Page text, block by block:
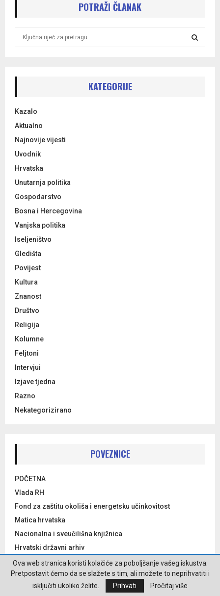
POTRAŽI ČLANAK
r
:
KATEGORIJE
Kazalo
Aktualno
Najnovije vijesti
Uvodnik
Hrvatska
Unutarnja politika
Gospodarstvo
Bosna i Hercegovina
Vanjska politika
Iseljeništvo
Gledišta
Povijest
Kultura
Znanost
Društvo
Religija
Kolumne
Feljtoni
Intervjui
Izjave tjedna
Razno
Nekategorizirano
POVEZNICE
POČETNA
Vlada RH
Fond za zaštitu okoliša i energetsku učinkovitost
Matica hrvatska
Nacionalna i sveučilišna knjižnica
Hrvatski državni arhiv
Hrvatska akademija znanosti i umjetnosti
Hrvatski institut za povijest
Društvo hrvatskih književnika
Ova web stranica koristi kolačiće za poboljšanje vašeg iskustva.
Pretpostavit ćemo da se slažete s tim, ali možete to neprihvatiti i
isključiti ukoliko želite.
Prihvati Pročitaj više